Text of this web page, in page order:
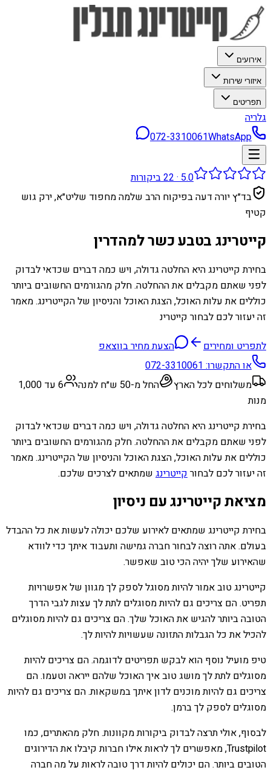
אירועים
איזורי שירות
תפריטים
גלריה
072-3310061WhatsApp
5.0
·
22ביקורות
בד״ץ יורה דעה בפיקוח הרב שלמה מחפוד שליט״א, ירק גוש
קטיף
קייטרינג בטבע כשר למהדרין
בחירת קייטרינג היא החלטה גדולה, ויש כמה דברים שכדאי לבדוק
לפני שאתם מקבלים את ההחלטה. חלק מהגורמים החשובים ביותר
כוללים את עלות האוכל, הצגת האוכל והניסיון של הקייטרינג. מאמר
זה יעזור לכם לבחור קייטרינ
לתפריט ומחירים
הצעת מחיר בווצאפ
או התקשרו:072-3310061
משלוחים לכל הארץ
החל מ-50 ש״ח למנה
6 עד 1,000
מנות
בחירת קייטרינג היא החלטה גדולה, ויש כמה דברים שכדאי לבדוק
לפני שאתם מקבלים את ההחלטה. חלק מהגורמים החשובים ביותר
כוללים את עלות האוכל, הצגת האוכל והניסיון של הקייטרינג. מאמר
זה יעזור לכם לבחורקייטרינג שמתאים לצרכים שלכם.
מציאת קייטרינג עם ניסיון
בחירת קייטרינג שמתאים לאירוע שלכם יכולה לעשות את כל ההבדל
בעולם. אתה רוצה לבחור חברה גמישה ותעבוד איתך כדי לוודא
שהאירוע שלך יהיה הכי טוב שאפשר.
קייטרינג טוב אמור להיות מסוגל לספק לך מגוון של אפשרויות
תפריט. הם צריכים גם להיות מסוגלים לתת לך עצות לגבי הדרך
הטובה ביותר להגיש את האוכל שלך. הם צריכים גם להיות מסוגלים
להכיל את כל הגבלות התזונה שעשויות להיות לך.
טיפ מועיל נוסף הוא לבקש תפריטים לדוגמה. הם צריכים להיות
מסוגלים לתת לך מושג טוב איך האוכל שלהם ייראה וטעמו. הם
צריכים גם להיות מוכנים לדון איתך במשקאות. הם צריכים גם להיות
מסוגלים לספק לך ברמן.
לבסוף, אולי תרצה לבדוק ביקורות מקוונות. חלק מהאתרים, כמו
Trustpilot, מאפשרים לך לראות אילו חברות קיבלו את הדירוגים
הטובים ביותר. הם יכולים להיות דרך טובה לראות על מה חברה